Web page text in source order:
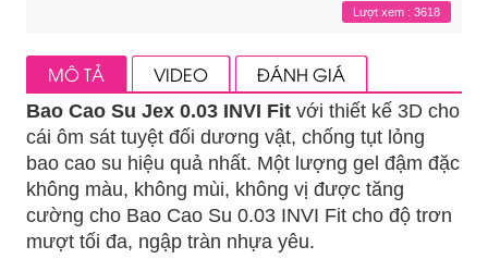
Lượt xem : 3618
MÔ TẢ VIDEO ĐÁNH GIÁ
Bao Cao Su Jex 0.03 INVI Fit với thiết kế 3D cho
cái ôm sát tuyệt đối dương vật, chống tụt lỏng
bao cao su hiệu quả nhất. Một lượng gel đậm đặc
không màu, không mùi, không vị được tăng
cường cho Bao Cao Su 0.03 INVI Fit cho độ trơn
mượt tối đa, ngập tràn nhựa yêu.